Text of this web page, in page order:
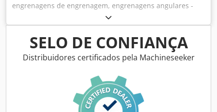
engrenagens de engrenagem, engrenagens angulares -
Tradução: 1: 10.3 -Eixo de acionamento: Eixo oco Ø 14 mm
-Eixo furado: Ø 14 mm -Número: 17x engrenagens
disponíveis -Preço: por peça -Dimensões: 220/220/H230
mm -Peso: 3,9 kg Dcodpfx Aod Ar U Asggjk
SELO DE CONFIANÇA
Distribuidores certificados pela Machineseeker